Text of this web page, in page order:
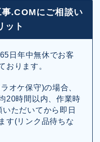
.COMにご相談い
ット
日年中無休でお客
おります。
オケ保守)の場合、
20時間以内、作業時
ただいてから即日
す(リンク品待ちな